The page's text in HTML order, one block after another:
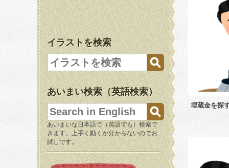
イラストを検索
あいまい検索（英語検索）
あいまいな日本語で（英語でも）検索で
きます。上手く動くか分からないのでお
試しです。
埋蔵金を探